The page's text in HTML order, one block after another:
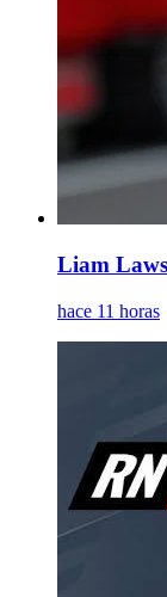
Liam
hace 11 horas